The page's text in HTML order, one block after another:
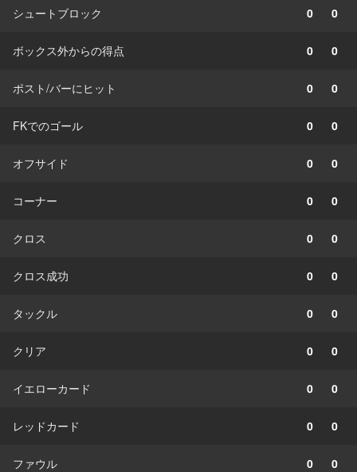
シュートブロック 0 0
ボックス外からの得点 0 0
ポスト/バーにヒット 0 0
FKでのゴール 0 0
オフサイド 0 0
コーナー 0 0
クロス 0 0
クロス成功 0 0
タックル 0 0
クリア 0 0
イエローカード 0 0
レッドカード 0 0
ファウル 0 0